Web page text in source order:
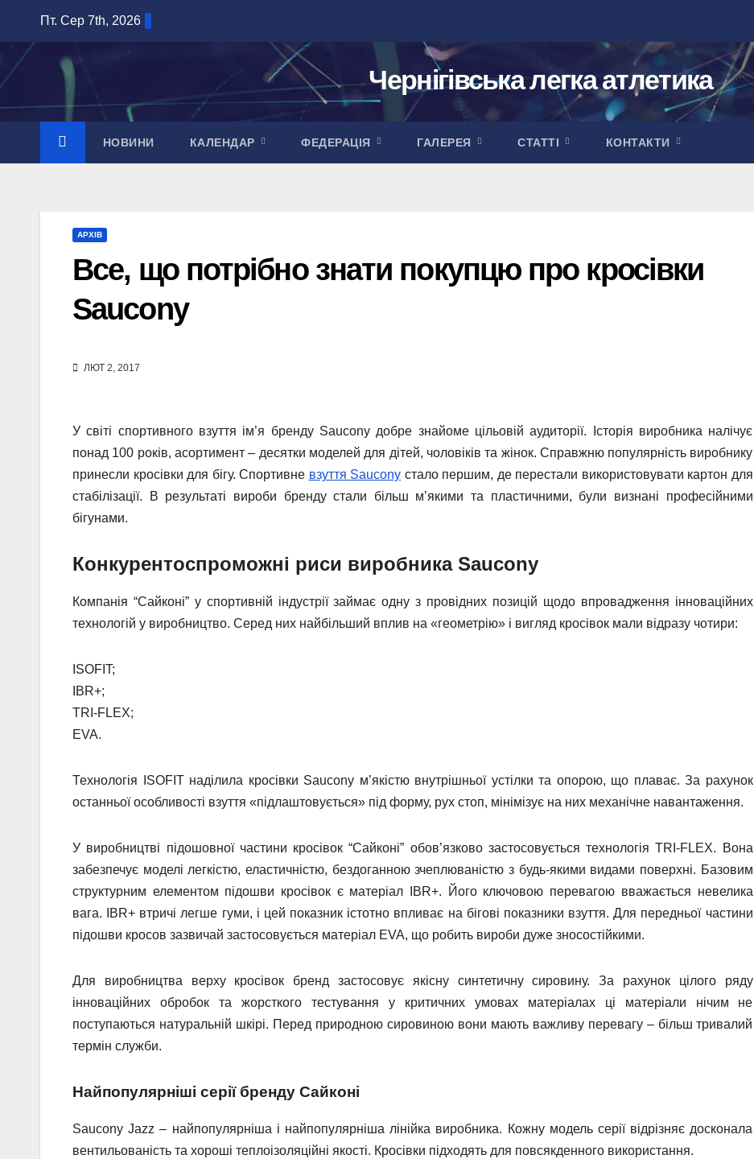
вмісту
Пт. Сер 7th, 2026
Чернігівська легка атлетика
НОВИНИ КАЛЕНДАР ФЕДЕРАЦІЯ ГАЛЕРЕЯ СТАТТІ КОНТАКТИ
АРХІВ
Все, що потрібно знати покупцю про кросівки
Saucony
ЛЮТ 2, 2017
У світі спортивного взуття ім’я бренду Saucony добре знайоме цільовій аудиторії. Історія виробника налічує
понад 100 років, асортимент – десятки моделей для дітей, чоловіків та жінок. Справжню популярність виробнику
принесли кросівки для бігу. Спортивне взуття Saucony стало першим, де перестали використовувати картон для
стабілізації. В результаті вироби бренду стали більш м’якими та пластичними, були визнані професійними
бігунами.
Конкурентоспроможні риси виробника Saucony
Компанія “Сайконі” у спортивній індустрії займає одну з провідних позицій щодо впровадження інноваційних
технологій у виробництво. Серед них найбільший вплив на «геометрію» і вигляд кросівок мали відразу чотири:
ISOFIT;
IBR+;
TRI-FLEX;
EVA.
Технологія ISOFIT наділила кросівки Saucony м’якістю внутрішньої устілки та опорою, що плаває. За рахунок
останньої особливості взуття «підлаштовується» під форму, рух стоп, мінімізує на них механічне навантаження.
У виробництві підошовної частини кросівок “Сайконі” обов’язково застосовується технологія TRI-FLEX. Вона
забезпечує моделі легкістю, еластичністю, бездоганною зчеплюваністю з будь-якими видами поверхні. Базовим
структурним елементом підошви кросівок є матеріал IBR+. Його ключовою перевагою вважається невелика
вага. IBR+ втричі легше гуми, і цей показник істотно впливає на бігові показники взуття. Для передньої частини
підошви кросов зазвичай застосовується матеріал EVA, що робить вироби дуже зносостійкими.
Для виробництва верху кросівок бренд застосовує якісну синтетичну сировину. За рахунок цілого ряду
інноваційних обробок та жорсткого тестування у критичних умовах матеріалах ці матеріали нічим не
поступаються натуральній шкірі. Перед природною сировиною вони мають важливу перевагу – більш тривалий
термін служби.
Найпопулярніші серії бренду Сайконі
Saucony Jazz – найпопулярніша і найпопулярніша лінійка виробника. Кожну модель серії відрізняє досконала
вентильованість та хороші теплоізоляційні якості. Кросівки підходять для повсякденного використання.